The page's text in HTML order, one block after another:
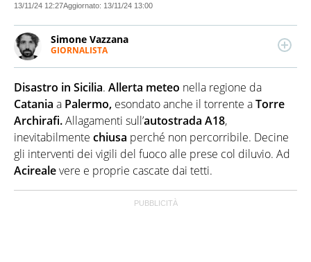
13/11/24 12:27Aggiornato: 13/11/24 13:00
Simone Vazzana
GIORNALISTA
soprattutto di Politica, Esteri, Economia e Cronaca. Si
occupa anche di data journalism e fact-checking.
Disastro in Sicilia. Allerta meteo nella regione da
Catania a Palermo, esondato anche il torrente aTorre
Archirafi.Allagamenti sull’autostrada A18,
inevitabilmente chiusa perché non percorribile. Decine
gli interventi dei vigili del fuoco alle prese col diluvio. Ad
Acirealevere e proprie cascate dai tetti.